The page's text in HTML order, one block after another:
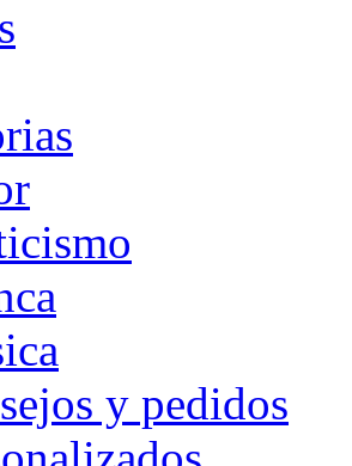
y pedidos